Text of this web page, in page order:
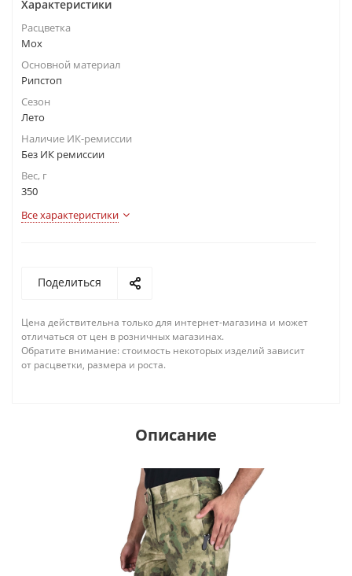
Характеристики
Расцветка
Мох
Основной материал
Рипстоп
Сезон
Лето
Наличие ИК-ремиссии
Без ИК ремиссии
Вес, г
350
Все характеристики
Поделиться
Цена действительна только для интернет-магазина и может
отличаться от цен в розничных магазинах.
Обратите внимание: стоимость некоторых изделий зависит
от расцветки, размера и роста.
Описание